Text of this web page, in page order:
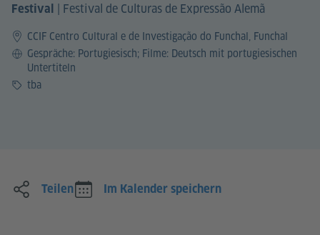
Festival | Festival de Culturas de Expressão Alemã
CCIF Centro Cultural e de Investigação do Funchal, Funchal
SpracheGespräche: Portugiesisch; Filme: Deutsch mit portugiesischen
Untertiteln
Preistba
Teilen Im Kalender speichern